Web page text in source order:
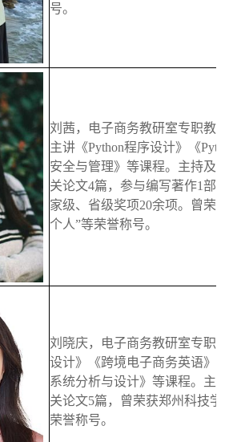
号。
刘茜，电子商务教研室专职教师
主讲《Python程序设计》《
安全与管理》等课程。主持及参
关论文4篇，参与编写著作1部。
家级、省级奖项20余项。曾荣获
个人”等荣誉称号。
刘晓庆，电子商务教研室专职教
设计》《跨境电子商务英语》《
系统分析与设计》等课程。主持
关论文5篇，曾荣获郑州科技学
荣誉称号。